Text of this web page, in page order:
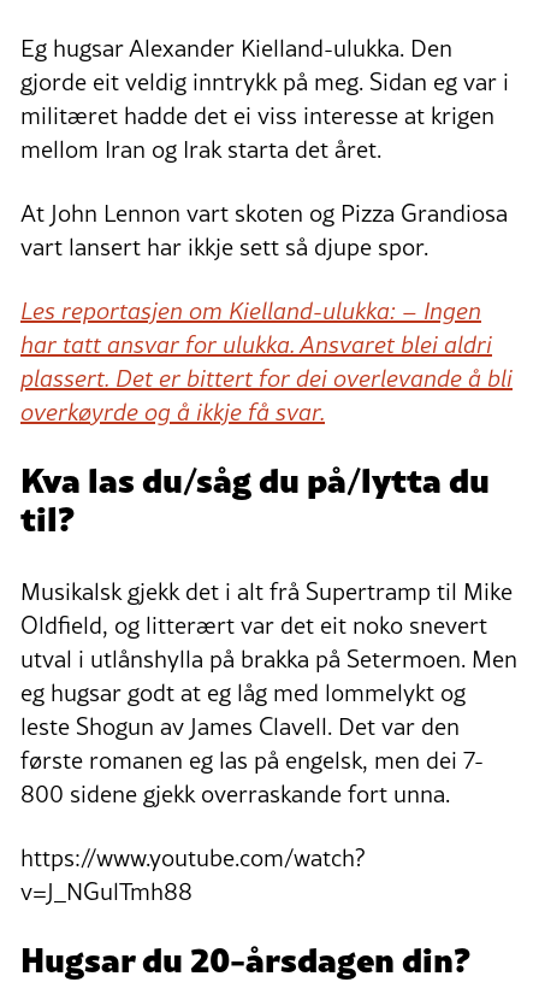
Eg hugsar Alexander Kielland-ulukka. Den
gjorde eit veldig inntrykk på meg. Sidan eg var i
militæret hadde det ei viss interesse at krigen
mellom Iran og Irak starta det året.
At John Lennon vart skoten og Pizza Grandiosa
vart lansert har ikkje sett så djupe spor.
Les reportasjen om Kielland-ulukka: – Ingen
har tatt ansvar for ulukka. Ansvaret blei aldri
plassert. Det er bittert for dei overlevande å bli
overkøyrde og å ikkje få svar.
Kva las du/såg du på/lytta du
til?
Musikalsk gjekk det i alt frå Supertramp til Mike
Oldfield, og litterært var det eit noko snevert
utval i utlånshylla på brakka på Setermoen. Men
eg hugsar godt at eg låg med lommelykt og
leste Shogun av James Clavell. Det var den
første romanen eg las på engelsk, men dei 7-
800 sidene gjekk overraskande fort unna.
https://www.youtube.com/watch?
v=J_NGulTmh88
Hugsar du 20-årsdagen din?